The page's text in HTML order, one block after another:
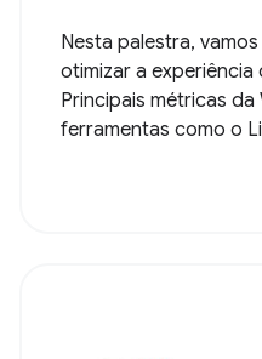
Nesta palestra,
otimizar a
Principais métricas da
ferramentas como o